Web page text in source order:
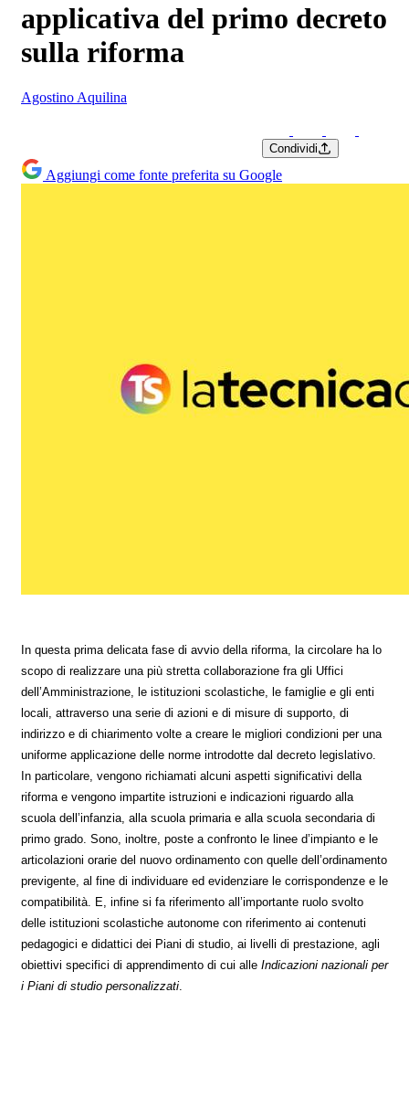
applicativa del primo decreto
sulla riforma
Agostino Aquilina
Condividi
Aggiungi come fonte preferita su Google
In questa prima delicata fase di avvio della riforma, la circolare ha lo
scopo di realizzare una più stretta collaborazione fra gli Uffici
dell’Amministrazione, le istituzioni scolastiche, le famiglie e gli enti
locali, attraverso una serie di azioni e di misure di supporto, di
indirizzo e di chiarimento volte a creare le migliori condizioni per una
uniforme applicazione delle norme introdotte dal decreto legislativo.
In particolare, vengono richiamati alcuni aspetti significativi della
riforma e vengono impartite istruzioni e indicazioni riguardo alla
scuola dell’infanzia, alla scuola primaria e alla scuola secondaria di
primo grado. Sono, inoltre, poste a confronto le linee d’impianto e le
articolazioni orarie del nuovo ordinamento con quelle dell’ordinamento
previgente, al fine di individuare ed evidenziare le corrispondenze e le
compatibilità. E, infine si fa riferimento all’importante ruolo svolto
delle istituzioni scolastiche autonome con riferimento ai contenuti
pedagogici e didattici dei Piani di studio, ai livelli di prestazione, agli
obiettivi specifici di apprendimento di cui alle Indicazioni nazionali per
i Piani di studio personalizzati